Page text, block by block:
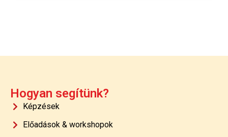
Hogyan segítünk?
Képzések
Előadások & workshopok